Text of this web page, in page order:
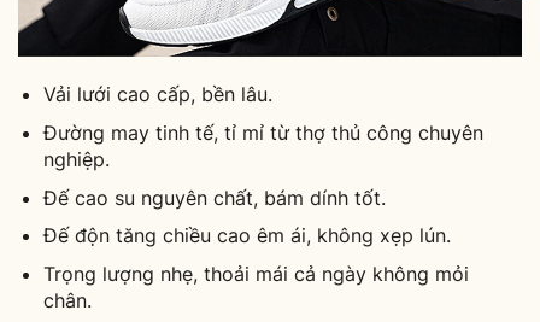
Vải lưới cao cấp, bền lâu.
Đường may tinh tế, tỉ mỉ từ thợ thủ công chuyên
nghiệp.
Đế cao su nguyên chất, bám dính tốt.
Đế độn tăng chiều cao êm ái, không xẹp lún.
Trọng lượng nhẹ, thoải mái cả ngày không mỏi
chân.